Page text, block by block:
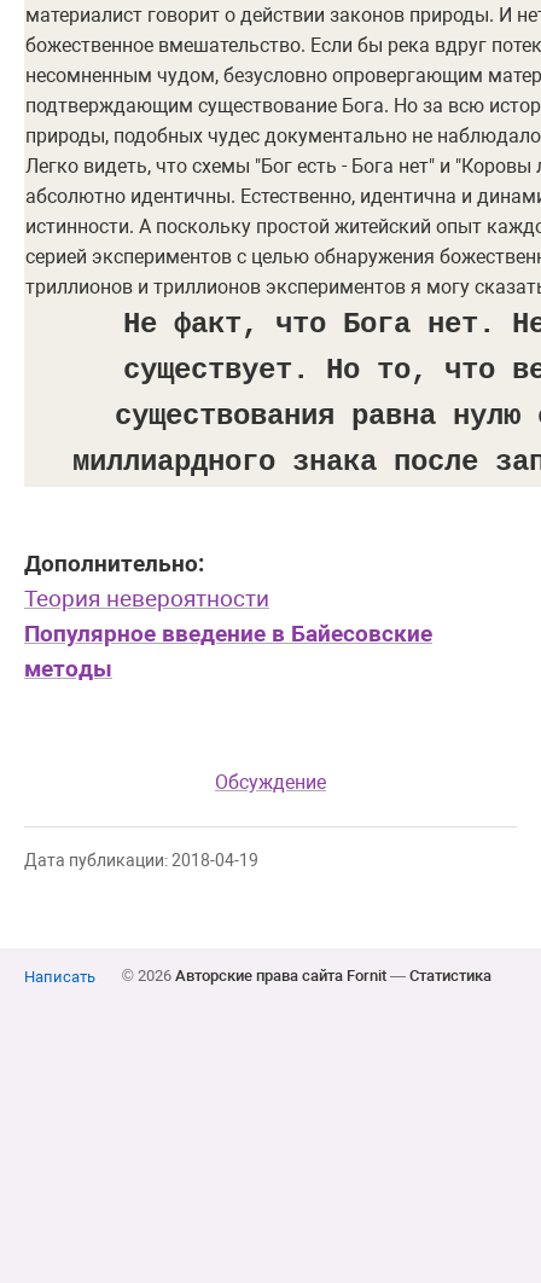
материалист говорит о действии законов природы. И
божественное вмешательство. Если бы река вдруг
несомненным чудом, безусловно опровергающим
подтверждающим существование Бога. Но за всю
природы, подобных чудес документально не
Легко видеть, что схемы "Бог есть - Бога нет" и
абсолютно идентичны. Естественно, идентична и
истинности. А поскольку простой житейский опыт
серией экспериментов с целью обнаружения
триллионов и триллионов экспериментов я могу
Не факт, что Бога нет.
существует. Но то, что
существования равна
миллиардного знака после
Дополнительно:
Теория невероятности
Популярное введение в Байесовские
методы
Обсуждение
Дата публикации: 2018-04-19
Написать © 2026 Авторские права сайта Fornit— Статистика